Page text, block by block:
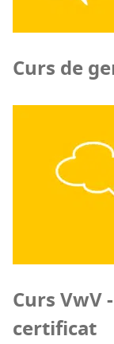
Curs de
Curs VwV
certificat